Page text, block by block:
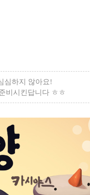
심하지 않아요!
비시킨답니다 ㅎㅎ